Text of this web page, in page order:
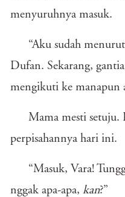
menyuruhnya masuk.
“Aku sudah
Dufan. Sekarang,
mengikuti ke manapun
Mama mesti
perpisahannya hari ini.
“Masuk, Vara!
nggak apa-apa, kan?”